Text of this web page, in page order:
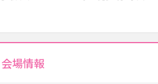
会場情報